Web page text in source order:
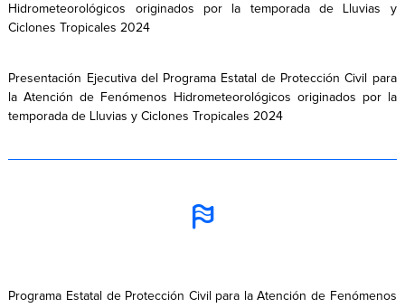
Hidrometeorológicos originados por la temporada de Lluvias y
Ciclones Tropicales 2024
Presentación Ejecutiva del Programa Estatal de Protección Civil para
la Atención de Fenómenos Hidrometeorológicos originados por la
temporada de Lluvias y Ciclones Tropicales 2024
Programa Estatal de Protección Civil para la Atención de Fenómenos